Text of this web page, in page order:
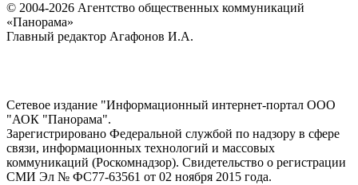
© 2004-2026 Агентство общественных коммуникаций
«Панорама»
Главный редактор Агафонов И.А.
Сетевое издание "Информационный интернет-портал ООО
"АОК "Панорама".
Зарегистрировано Федеральной службой по надзору в сфере
связи, информационных технологий и массовых
коммуникаций (Роскомнадзор). Cвидетельство о регистрации
СМИ Эл № ФС77-63561 от 02 ноября 2015 года.